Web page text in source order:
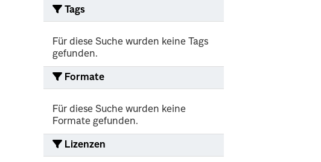
Tags
Für diese Suche wurden keine Tags
gefunden.
Formate
Für diese Suche wurden keine
Formate gefunden.
Lizenzen